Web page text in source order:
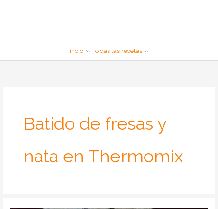
Inicio Todas las recetas
Batido de fresas y
nata en Thermomix